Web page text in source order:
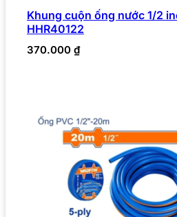
Khung cuộn ống nước 1/2
HHR40122
370.000 ₫